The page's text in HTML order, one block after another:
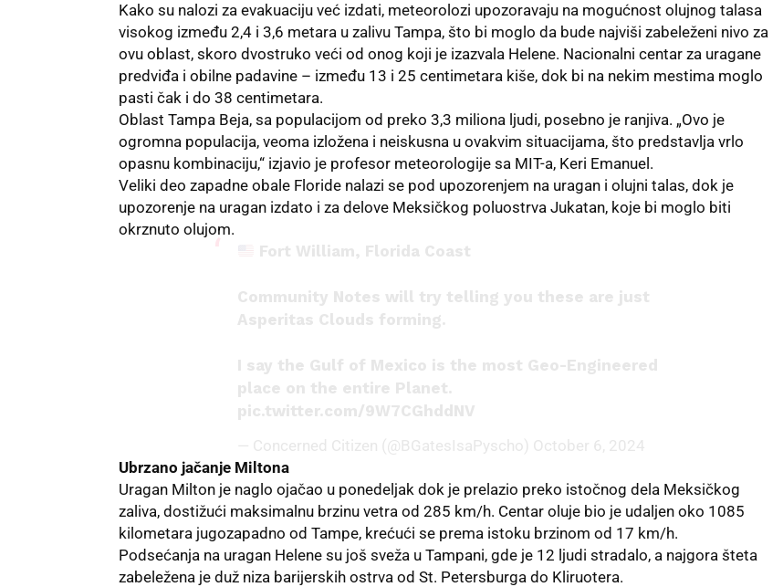
Kako su nalozi za evakuaciju već izdati, meteorolozi upozoravaju na mogućnost olujnog talasa
visokog između 2,4 i 3,6 metara u zalivu Tampa, što bi moglo da bude najviši zabeleženi nivo za
ovu oblast, skoro dvostruko veći od onog koji je izazvala Helene. Nacionalni centar za uragane
predviđa i obilne padavine – između 13 i 25 centimetara kiše, dok bi na nekim mestima moglo
pasti čak i do 38 centimetara.
Oblast Tampa Beja, sa populacijom od preko 3,3 miliona ljudi, posebno je ranjiva. „Ovo je
ogromna populacija, veoma izložena i neiskusna u ovakvim situacijama, što predstavlja vrlo
opasnu kombinaciju,“ izjavio je profesor meteorologije sa MIT-a, Keri Emanuel.
Veliki deo zapadne obale Floride nalazi se pod upozorenjem na uragan i olujni talas, dok je
upozorenje na uragan izdato i za delove Meksičkog poluostrva Jukatan, koje bi moglo biti
okrznuto olujom.
Fort William, Florida Coast
Community Notes will try telling you these are just
Asperitas Clouds forming.
I say the Gulf of Mexico is the most Geo-Engineered
place on the entire Planet.
pic.twitter.com/9W7CGhddNV
— Concerned Citizen (@BGatesIsaPyscho) October 6, 2024
Ubrzano jačanje Miltona
Uragan Milton je naglo ojačao u ponedeljak dok je prelazio preko istočnog dela Meksičkog
zaliva, dostižući maksimalnu brzinu vetra od 285 km/h. Centar oluje bio je udaljen oko 1085
kilometara jugozapadno od Tampe, krećući se prema istoku brzinom od 17 km/h.
Podsećanja na uragan Helene su još sveža u Tampani, gde je 12 ljudi stradalo, a najgora šteta
zabeležena je duž niza barijerskih ostrva od St. Petersburga do Kliruotera.